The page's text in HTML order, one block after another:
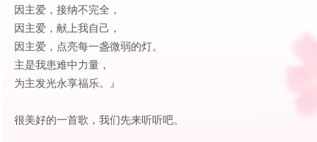
因主爱，接纳不完全，
因主爱，献上我自己，
因主爱，点亮每一盏微弱的灯。
主是我患难中力量，
为主发光永享福乐。』
很美好的一首歌，我们先来听听吧。